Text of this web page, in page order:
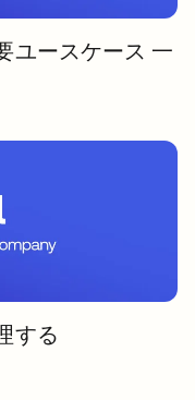
ユースケース 一
する